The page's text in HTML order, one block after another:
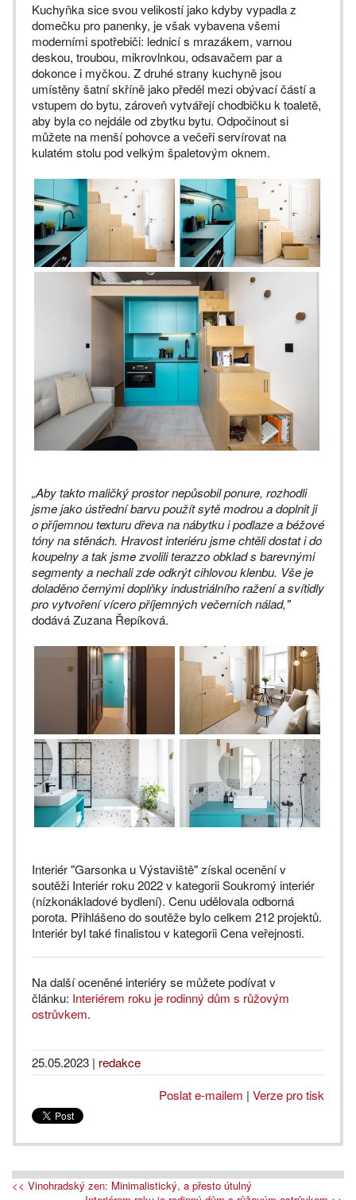
Kuchyňka sice svou velikostí jako kdyby vypadla z
domečku pro panenky, je však vybavena všemi
moderními spotřebiči: lednicí s mrazákem, varnou
deskou, troubou, mikrovlnkou, odsavačem par a
dokonce i myčkou. Z druhé strany kuchyně jsou
umístěny šatní skříně jako předěl mezi obývací částí a
vstupem do bytu, zároveň vytvářejí chodbičku k toaletě,
aby byla co nejdále od zbytku bytu. Odpočinout si
můžete na menší pohovce a večeři servírovat na
kulatém stolu pod velkým špaletovým oknem.
„Aby takto maličký prostor nepůsobil ponure, rozhodli
jsme jako ústřední barvu použít sytě modrou a doplnit ji
o příjemnou texturu dřeva na nábytku i podlaze a béžové
tóny na stěnách. Hravost interiéru jsme chtěli dostat i do
koupelny a tak jsme zvolili terazzo obklad s barevnými
segmenty a nechali zde odkrýt cihlovou klenbu. Vše je
doladěno černými doplňky industriálního ražení a svítidly
pro vytvoření vícero příjemných večerních nálad,"
dodává Zuzana Řepíková.
Interiér "Garsonka u Výstaviště" získal ocenění v
soutěži Interiér roku 2022 v kategorii Soukromý interiér
(nízkonákladové bydlení). Cenu udělovala odborná
porota. Přihlášeno do soutěže bylo celkem 212 projektů.
Interiér byl také finalistou v kategorii Cena veřejnosti.
Na další oceněné interiéry se můžete podívat v
článku: Interiérem roku je rodinný dům s růžovým
ostrůvkem.
25.05.2023 | redakce
Poslat e-mailem | Verze pro tisk
<< Vinohradský zen: Minimalistický, a přesto útulný